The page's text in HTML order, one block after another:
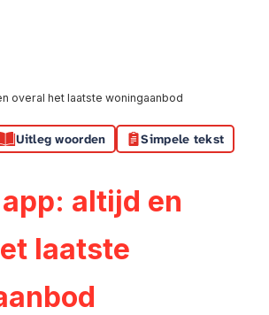
overal het laatste woningaanbod
Uitleg woorden Simpele tekst
app: altijd en
laatste